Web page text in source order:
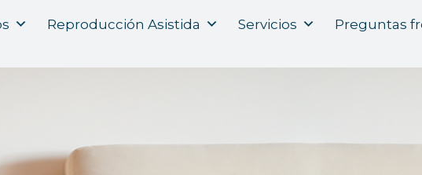
Reproducción Asistida Servicios Preguntas